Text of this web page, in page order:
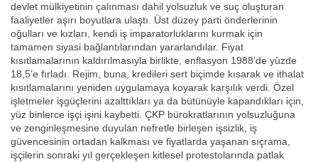
devlet mülkiyetinin çalınması dahil yolsuzluk ve suç oluşturan
faaliyetler aşırı boyutlara ulaştı. Üst düzey parti önderlerinin
oğulları ve kızları, kendi iş imparatorluklarını kurmak için
tamamen siyasi bağlantılarından yararlandılar. Fiyat
kısıtlamalarının kaldırılmasıyla birlikte, enflasyon 1988’de yüzde
18,5’e fırladı. Rejim, buna, kredileri sert biçimde kısarak ve ithalat
kısıtlamalarını yeniden uygulamaya koyarak karşılık verdi. Özel
işletmeler işgüçlerini azalttıkları ya da bütünüyle kapandıkları için,
yüz binlerce işçi işini kaybetti. ÇKP bürokratlarının yolsuzluğuna
ve zenginleşmesine duyulan nefretle birleşen işsizlik, iş
güvencesinin ortadan kalkması ve fiyatlarda yaşanan sıçrama,
işçilerin sonraki yıl gerçekleşen kitlesel protestolarında patlak